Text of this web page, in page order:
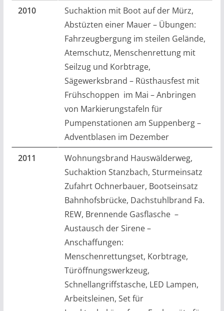
2010
Suchaktion mit Boot auf der Mürz,
Abstüzten einer Mauer – Übungen:
Fahrzeugbergung im steilen Gelände,
Atemschutz, Menschenrettung mit
Seilzug und Korbtrage,
Sägewerksbrand – Rüsthausfest mit
Frühschoppen im Mai – Anbringen
von Markierungstafeln für
Pumpenstationen am Suppenberg –
Adventblasen im Dezember
2011
Wohnungsbrand Hauswälderweg,
Suchaktion Stanzbach, Sturmeinsatz
Zufahrt Ochnerbauer, Bootseinsatz
Bahnhofsbrücke, Dachstuhlbrand Fa.
REW, Brennende Gasflasche –
Austausch der Sirene –
Anschaffungen:
Menschenrettungset, Korbtrage,
Türöffnungswerkzeug,
Schnellangriffstasche, LED Lampen,
Arbeitsleinen, Set für